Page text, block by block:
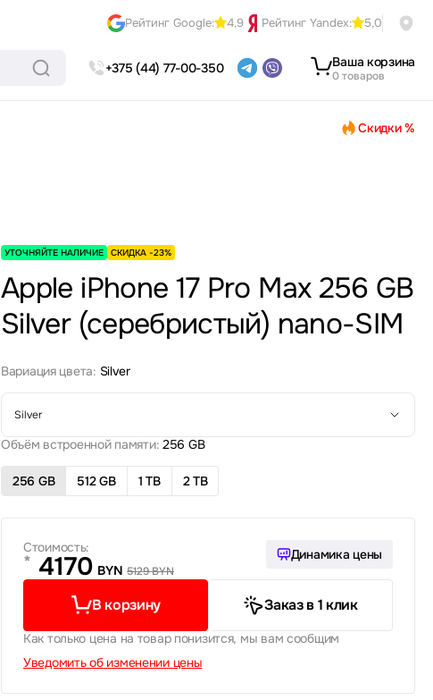
Рейтинг Google: 4,9 Рейтинг Yandex: 5,0
+375 (44) 77-00-350 Ваша корзина
0 товаров
Скидки %
УТОЧНЯЙТЕ НАЛИЧИЕ СКИДКА -23%
Apple iPhone 17 Pro Max 256 GB
Silver (серебристый) nano-SIM
Вариация цвета: Silver
Silver
Объём встроенной памяти: 256 GB
256 GB 512 GB 1 TB 2 TB
Стоимость:
* 4170 BYN 5129 BYN
Динамика цены
В корзину Заказ в 1 клик
Как только цена на товар понизится, мы вам сообщим
Уведомить об изменении цены